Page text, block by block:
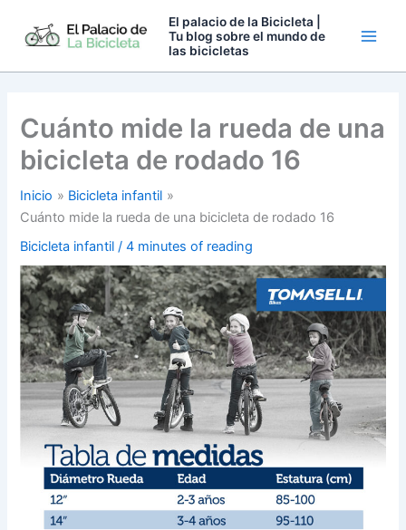
El palacio de la Bicicleta |
Tu blog sobre el mundo de
las bicicletas
Cuánto mide la rueda de una
bicicleta de rodado 16
Inicio
Bicicleta infantil
Cuánto mide la rueda de una bicicleta de rodado 16
Bicicleta infantil /4 minutes of reading